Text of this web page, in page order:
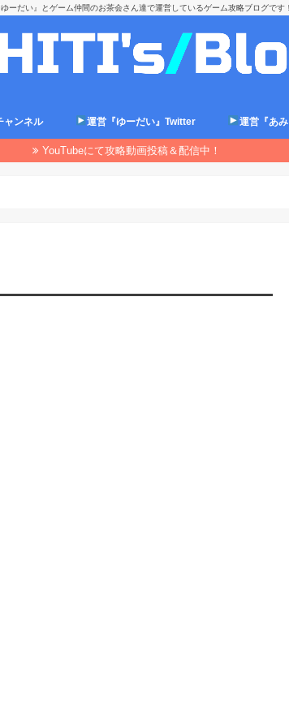
ーだい』とゲーム仲間のお茶会さん達で運営しているゲーム攻略ブログです！
ャンネル 運営『ゆーだい』Twitter 運営『あ
YouTubeにて攻略動画投稿＆配信中！